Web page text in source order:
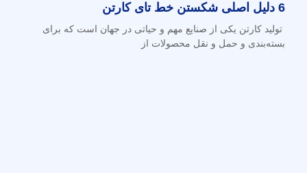
6 دلیل اصلی شکستن خط تای کارتن
تولید کارتن یکی از صنایع مهم و حیاتی در جهان است که برای
بسته‌بندی و حمل و نقل محصولات از